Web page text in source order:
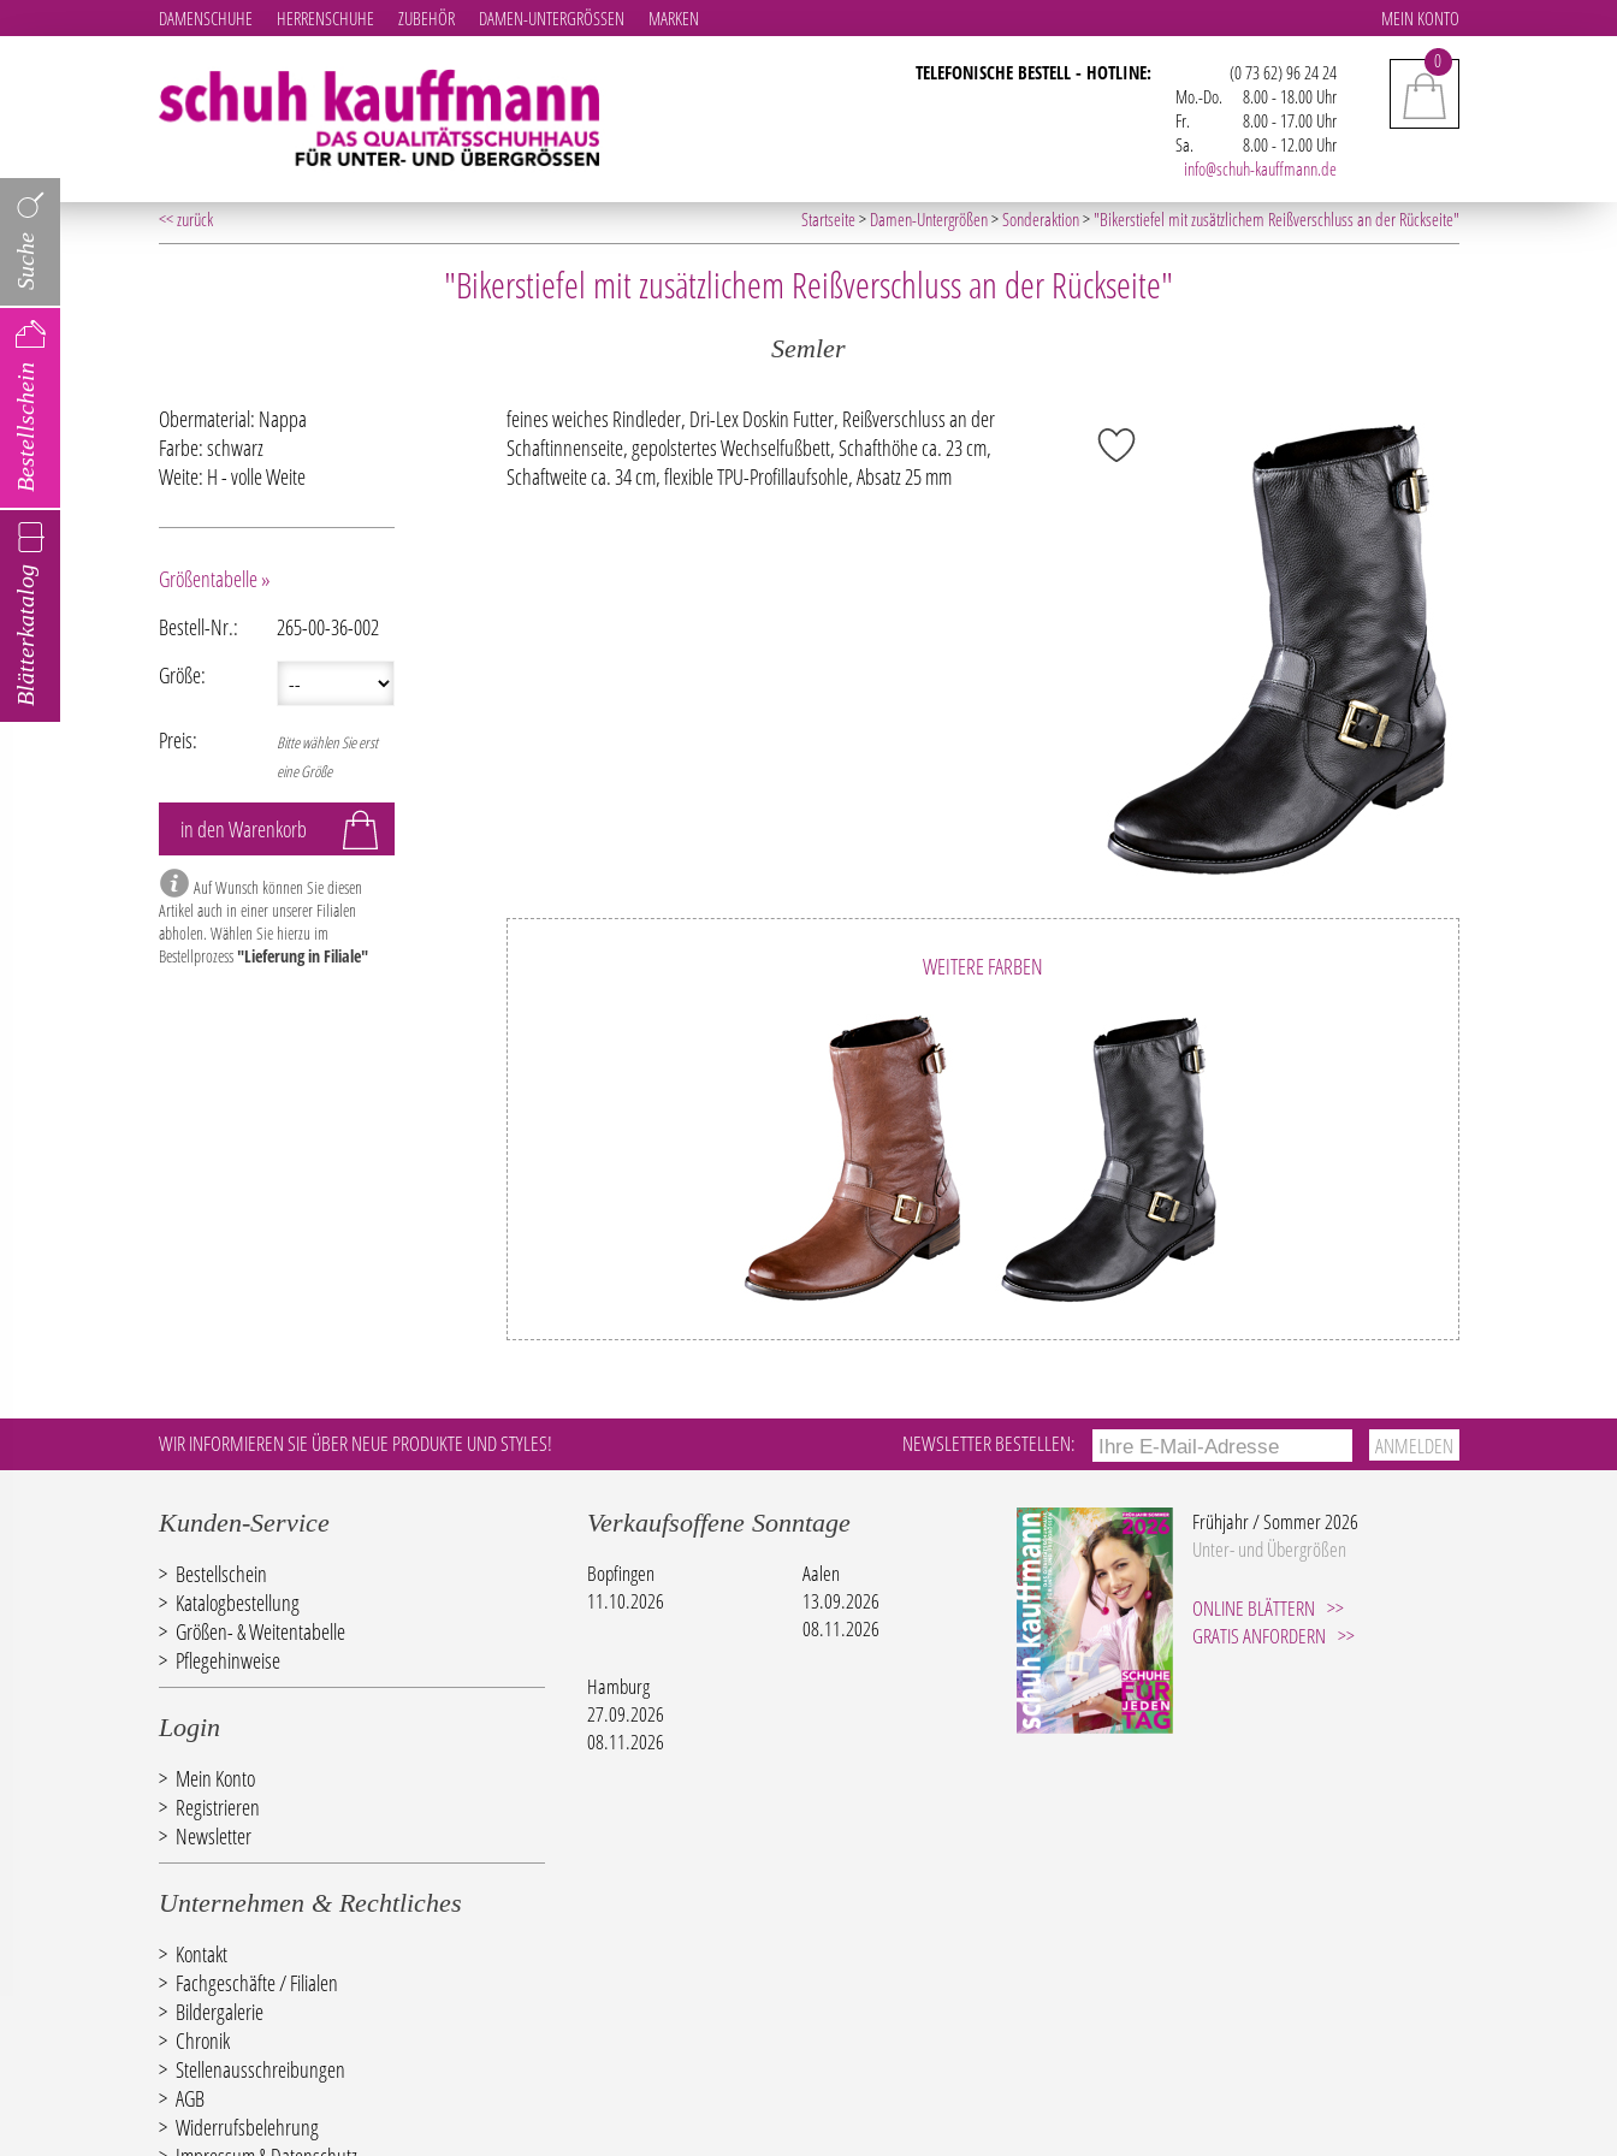
Blätterkatalog
Bestellschein
Suche
MEIN KONTO
DAMENSCHUHE HERRENSCHUHE ZUBEHÖR DAMEN-UNTERGRÖSSEN
MARKEN
0
TELEFONISCHE BESTELL - HOTLINE:
(0 73 62) 96 24 24
Mo.-Do.
8.00 - 18.00 Uhr
Fr.
8.00 - 17.00 Uhr
Sa.
8.00 - 12.00 Uhr
info@schuh-kauffmann.de
<< zurück Startseite> Damen-Untergrößen>Sonderaktion> "Bikerstiefel mit zusätzlichem Reißverschluss an der Rückseite"
"Bikerstiefel mit zusätzlichem Reißverschluss an der Rückseite"
Semler
feines weiches Rindleder, Dri-Lex Doskin Futter, Reißverschluss an der
Schaftinnenseite, gepolstertes Wechselfußbett, Schafthöhe ca. 23 cm,
Schaftweite ca. 34 cm, flexible TPU-Profillaufsohle, Absatz 25 mm
WEITERE FARBEN
Obermaterial: Nappa
Farbe: schwarz
Weite: H - volle Weite
Größentabelle »
Bestell-Nr.:
265-00-36-002
Größe:
Preis:
Bitte wählen Sie erst
eine Größe
Auf Wunsch können Sie diesen
Artikel auch in einer unserer Filialen
abholen. Wählen Sie hierzu im
Bestellprozess"Lieferung in Filiale"
WIR INFORMIEREN SIE ÜBER NEUE PRODUKTE UND STYLES! NEWSLETTER BESTELLEN:
Kunden-Service
Bestellschein
Katalogbestellung
Größen- & Weitentabelle
Pflegehinweise
Login
Mein Konto
Registrieren
Newsletter
Unternehmen & Rechtliches
Kontakt
Fachgeschäfte / Filialen
Bildergalerie
Chronik
Stellenausschreibungen
AGB
Widerrufsbelehrung
Verkaufsoffene Sonntage
Bopfingen
11.10.2026
Aalen
13.09.2026
08.11.2026
Hamburg
27.09.2026
08.11.2026
Frühjahr / Sommer 2026
Unter- und Übergrößen
ONLINE BLÄTTERN
GRATIS ANFORDERN